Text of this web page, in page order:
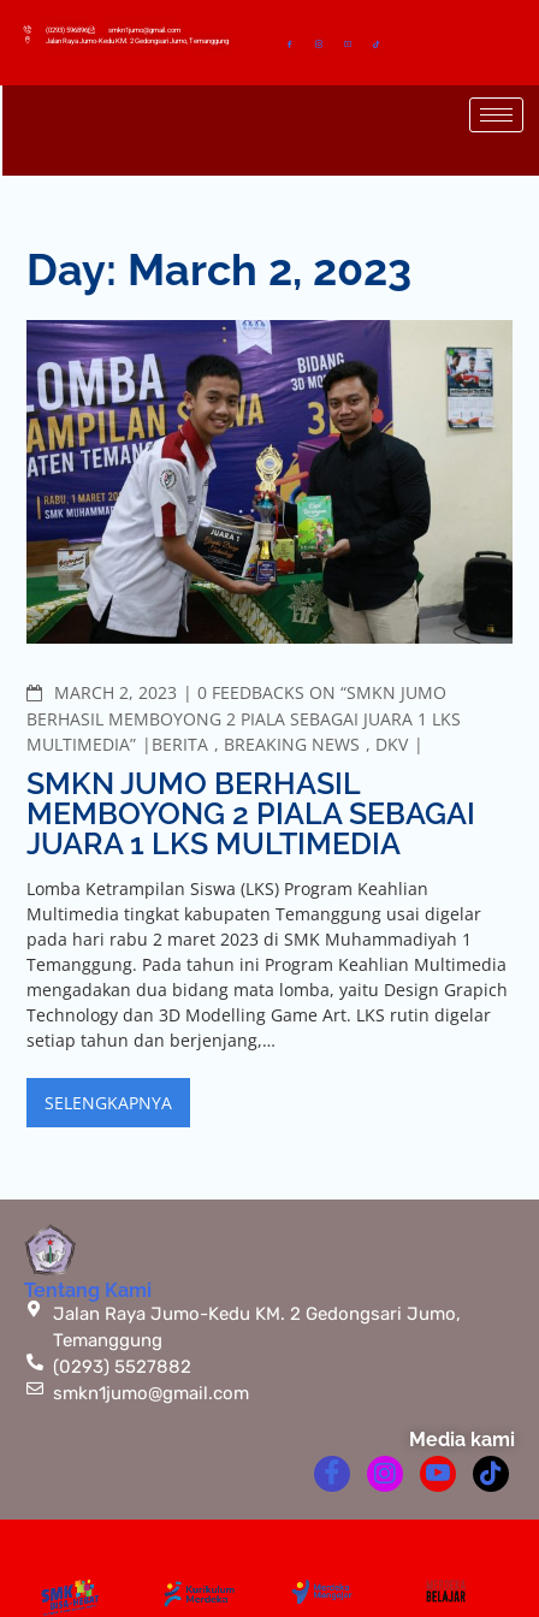
(0293) 596896
smkn1jumo@gmail.com
Jalan Raya Jumo-Kedu KM. 2 Gedongsari Jumo, Temanggung
Day: March 2, 2023
MARCH 2, 2023
0 FEEDBACKS ON “SMKN JUMO
BERHASIL MEMBOYONG 2 PIALA SEBAGAI JUARA 1 LKS
MULTIMEDIA”
BERITA , BREAKING NEWS , DKV
SMKN JUMO BERHASIL
MEMBOYONG 2 PIALA SEBAGAI
JUARA 1 LKS MULTIMEDIA
Lomba Ketrampilan Siswa (LKS) Program Keahlian
Multimedia tingkat kabupaten Temanggung usai digelar
pada hari rabu 2 maret 2023 di SMK Muhammadiyah 1
Temanggung. Pada tahun ini Program Keahlian Multimedia
mengadakan dua bidang mata lomba, yaitu Design Grapich
Technology dan 3D Modelling Game Art. LKS rutin digelar
setiap tahun dan berjenjang,…
SELENGKAPNYA
Tentang Kami
Jalan Raya Jumo-Kedu KM. 2 Gedongsari Jumo,
Temanggung
(0293) 5527882
smkn1jumo@gmail.com
Media kami